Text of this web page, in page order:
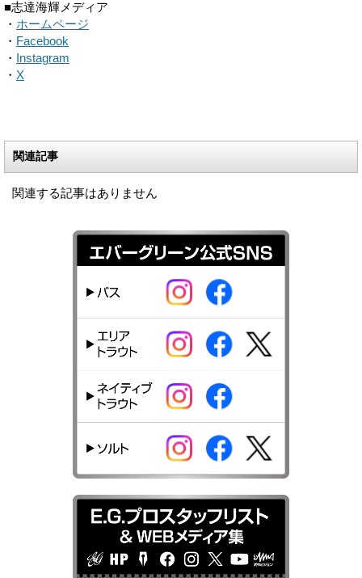
■志達海輝メディア
・ ホームページ
・ Facebook
・
Instagram
・ X
関連記事
関連する記事はありません